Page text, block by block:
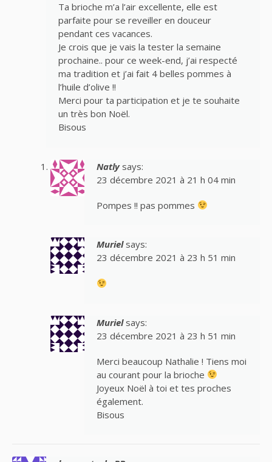
Ta brioche m’a l’air excellente, elle est
parfaite pour se reveiller en douceur
pendant ces vacances.
Je crois que je vais la tester la semaine
prochaine.. pour ce week-end, j’ai respecté
ma tradition et j’ai fait 4 belles pommes à
l’huile d’olive !!
Merci pour ta participation et je te souhaite
un très bon Noël.
Bisous
Natly says:
23 décembre 2021 à 21 h 04 min
Pompes !! pas pommes
Muriel says:
23 décembre 2021 à 23 h 51 min
Muriel says:
23 décembre 2021 à 23 h 51 min
Merci beaucoup Nathalie ! Tiens moi
au courant pour la brioche
Joyeux Noël à toi et tes proches
également.
Bisous